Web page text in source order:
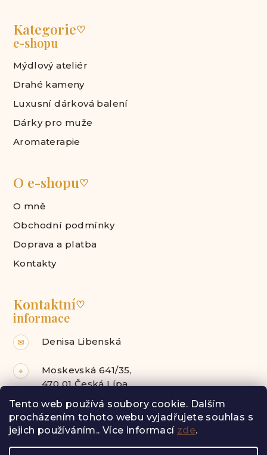
Tento web používá soubory cookie. Dalším
procházením tohoto webu vyjadřujete souhlas s
jejich používáním.. Více informací zde.
Kategorie♡
e-shopu
Mýdlový ateliér
Drahé kameny
Luxusní dárková balení
Dárky pro muže
Aromaterapie
O e-shopu♡
O mně
Obchodní podmínky
Doprava a platba
Kontakty
Kontaktní♡
informace
✉ Denisa Libenská
⌖
Moskevská 641/35,
470 01 Česká Lípa
Facebook Instagram